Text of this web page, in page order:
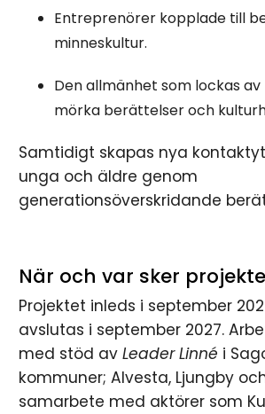
Entreprenörer kopplade till
minneskultur.
Den allmänhet som lockas
mörka berättelser och
Samtidigt skapas nya
unga och äldre genom
generationsöverskridande
När och var sker
Projektet inleds i september
avslutas i september 2027.
med stöd avLeader Linné i
kommuner; Alvesta, Ljungby
samarbete med aktörer som